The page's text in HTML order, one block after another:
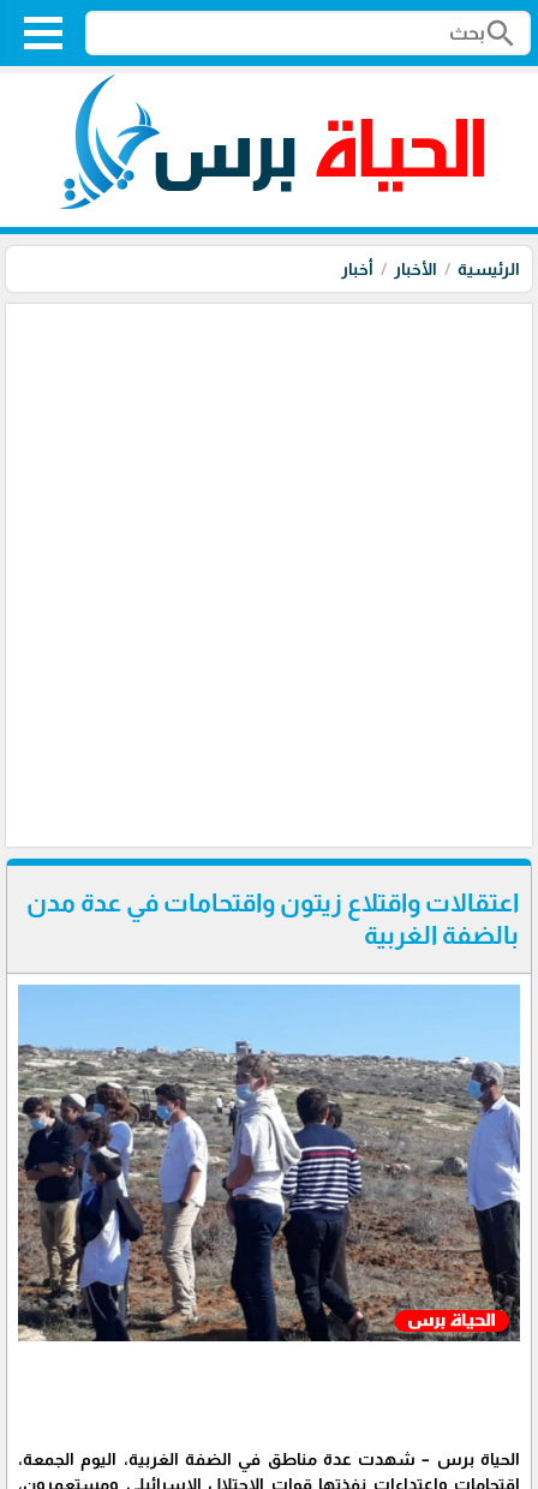
search
الرئيسية الأخبار أخبار
اعتقالات واقتلاع زيتون واقتحامات في عدة مدن
بالضفة الغربية
الحياة برس – شهدت عدة مناطق في الضفة الغربية، اليوم الجمعة،
اقتحامات واعتداءات نفذتها قوات الاحتلال الإسرائيلي ومستعمرون،